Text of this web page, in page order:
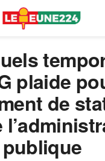
plaide
de
publique